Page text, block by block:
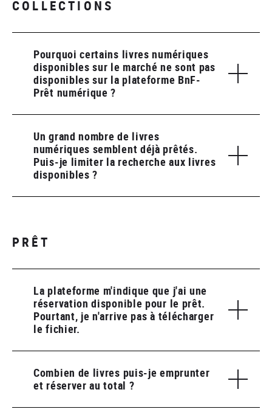
COLLECTIONS
Pourquoi certains livres numériques
disponibles sur le marché ne sont pas
disponibles sur la plateforme BnF-
Prêt numérique ?
Un grand nombre de livres
numériques semblent déjà prêtés.
Puis-je limiter la recherche aux livres
disponibles ?
PRÊT
La plateforme m'indique que j'ai une
réservation disponible pour le prêt.
Pourtant, je n'arrive pas à télécharger
le fichier.
Combien de livres puis-je emprunter
et réserver au total ?